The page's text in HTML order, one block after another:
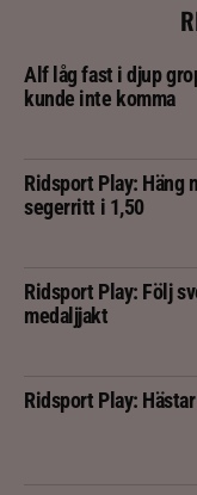
Alf låg fast i djup
kunde inte komma
Ridsport Play: Häng
segerritt i 1,50
Ridsport Play: Följ
medaljjakt
Ridsport Play: